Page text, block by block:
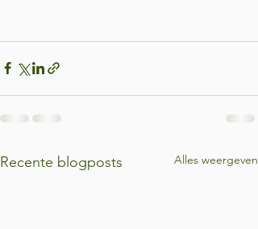
Recente blogposts Alles weergeven